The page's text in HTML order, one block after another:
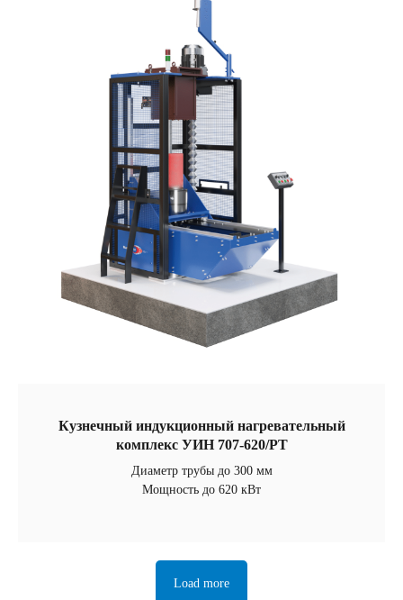
Кузнечный индукционный нагревательный
комплекс УИН 707-620/РТ
Диаметр трубы до 300 мм
Мощность до 620 кВт
Load more